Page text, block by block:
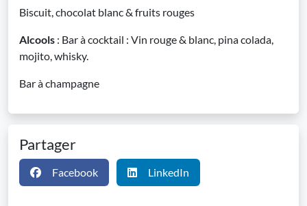
Biscuit, chocolat blanc & fruits rouges
Alcools : Bar à cocktail : Vin rouge & blanc, pina colada,
mojito, whisky.
Bar à champagne
Partager
Facebook LinkedIn